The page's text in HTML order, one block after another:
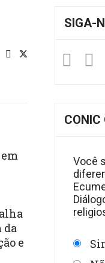
da
e
SIGA-
CONIC
Você